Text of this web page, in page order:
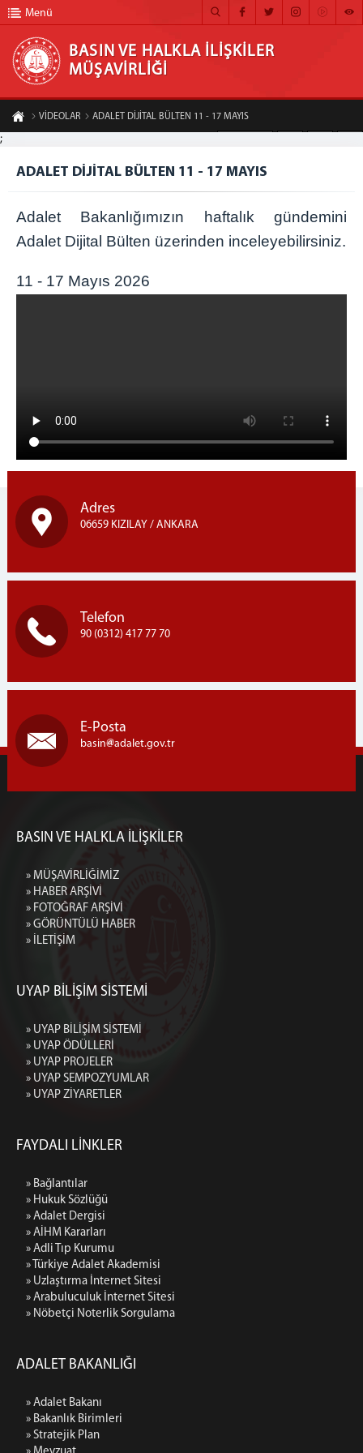
BASIN VE HALKLA İLİŞKİLER MÜŞAVİRLİĞİ
ANA SAYFA
MÜŞAVİRLİĞİMİZ
HABER ARŞİVİ
BÜLTEN
Menü
BASIN VE HALKLA İLİŞKİLER
MÜŞAVİRLİĞİ
VİDEOLAR ADALET DİJİTAL BÜLTEN 11 - 17 MAYIS
;
ADALET DİJİTAL BÜLTEN 11 - 17 MAYIS
Adalet Bakanlığımızın haftalık gündemini
Adalet Dijital Bülten üzerinden inceleyebilirsiniz.
11 - 17 Mayıs 2026
Adres
06659 KIZILAY / ANKARA
Telefon
90 (0312) 417 77 70
E-Posta
basin adalet.gov.tr
BASIN VE HALKLA İLİŞKİLER
» MÜŞAVİRLİĞİMİZ
» HABER ARŞİVİ
» FOTOĞRAF ARŞİVİ
» GÖRÜNTÜLÜ HABER
» İLETİŞİM
UYAP BİLİŞİM SİSTEMİ
» UYAP BİLİŞİM SİSTEMİ
» UYAP ÖDÜLLERİ
» UYAP PROJELER
» UYAP SEMPOZYUMLAR
» UYAP ZİYARETLER
FAYDALI LİNKLER
» Bağlantılar
» Hukuk Sözlüğü
» Adalet Dergisi
» AİHM Kararları
» Adli Tıp Kurumu
» Türkiye Adalet Akademisi
» Uzlaştırma İnternet Sitesi
» Arabuluculuk İnternet Sitesi
» Nöbetçi Noterlik Sorgulama
ADALET BAKANLIĞI
» Adalet Bakanı
» Bakanlık Birimleri
» Stratejik Plan